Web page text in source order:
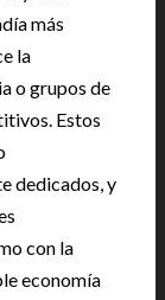
más
la
o grupos de
Estos
dedicados, y
con la
economía